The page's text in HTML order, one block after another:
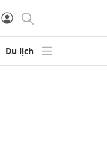
Du lịch